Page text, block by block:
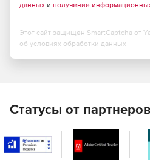
данных и получение
Этот сайт защищен SmartCaptcha от
об условиях обработки данных
Статусы от партнеров